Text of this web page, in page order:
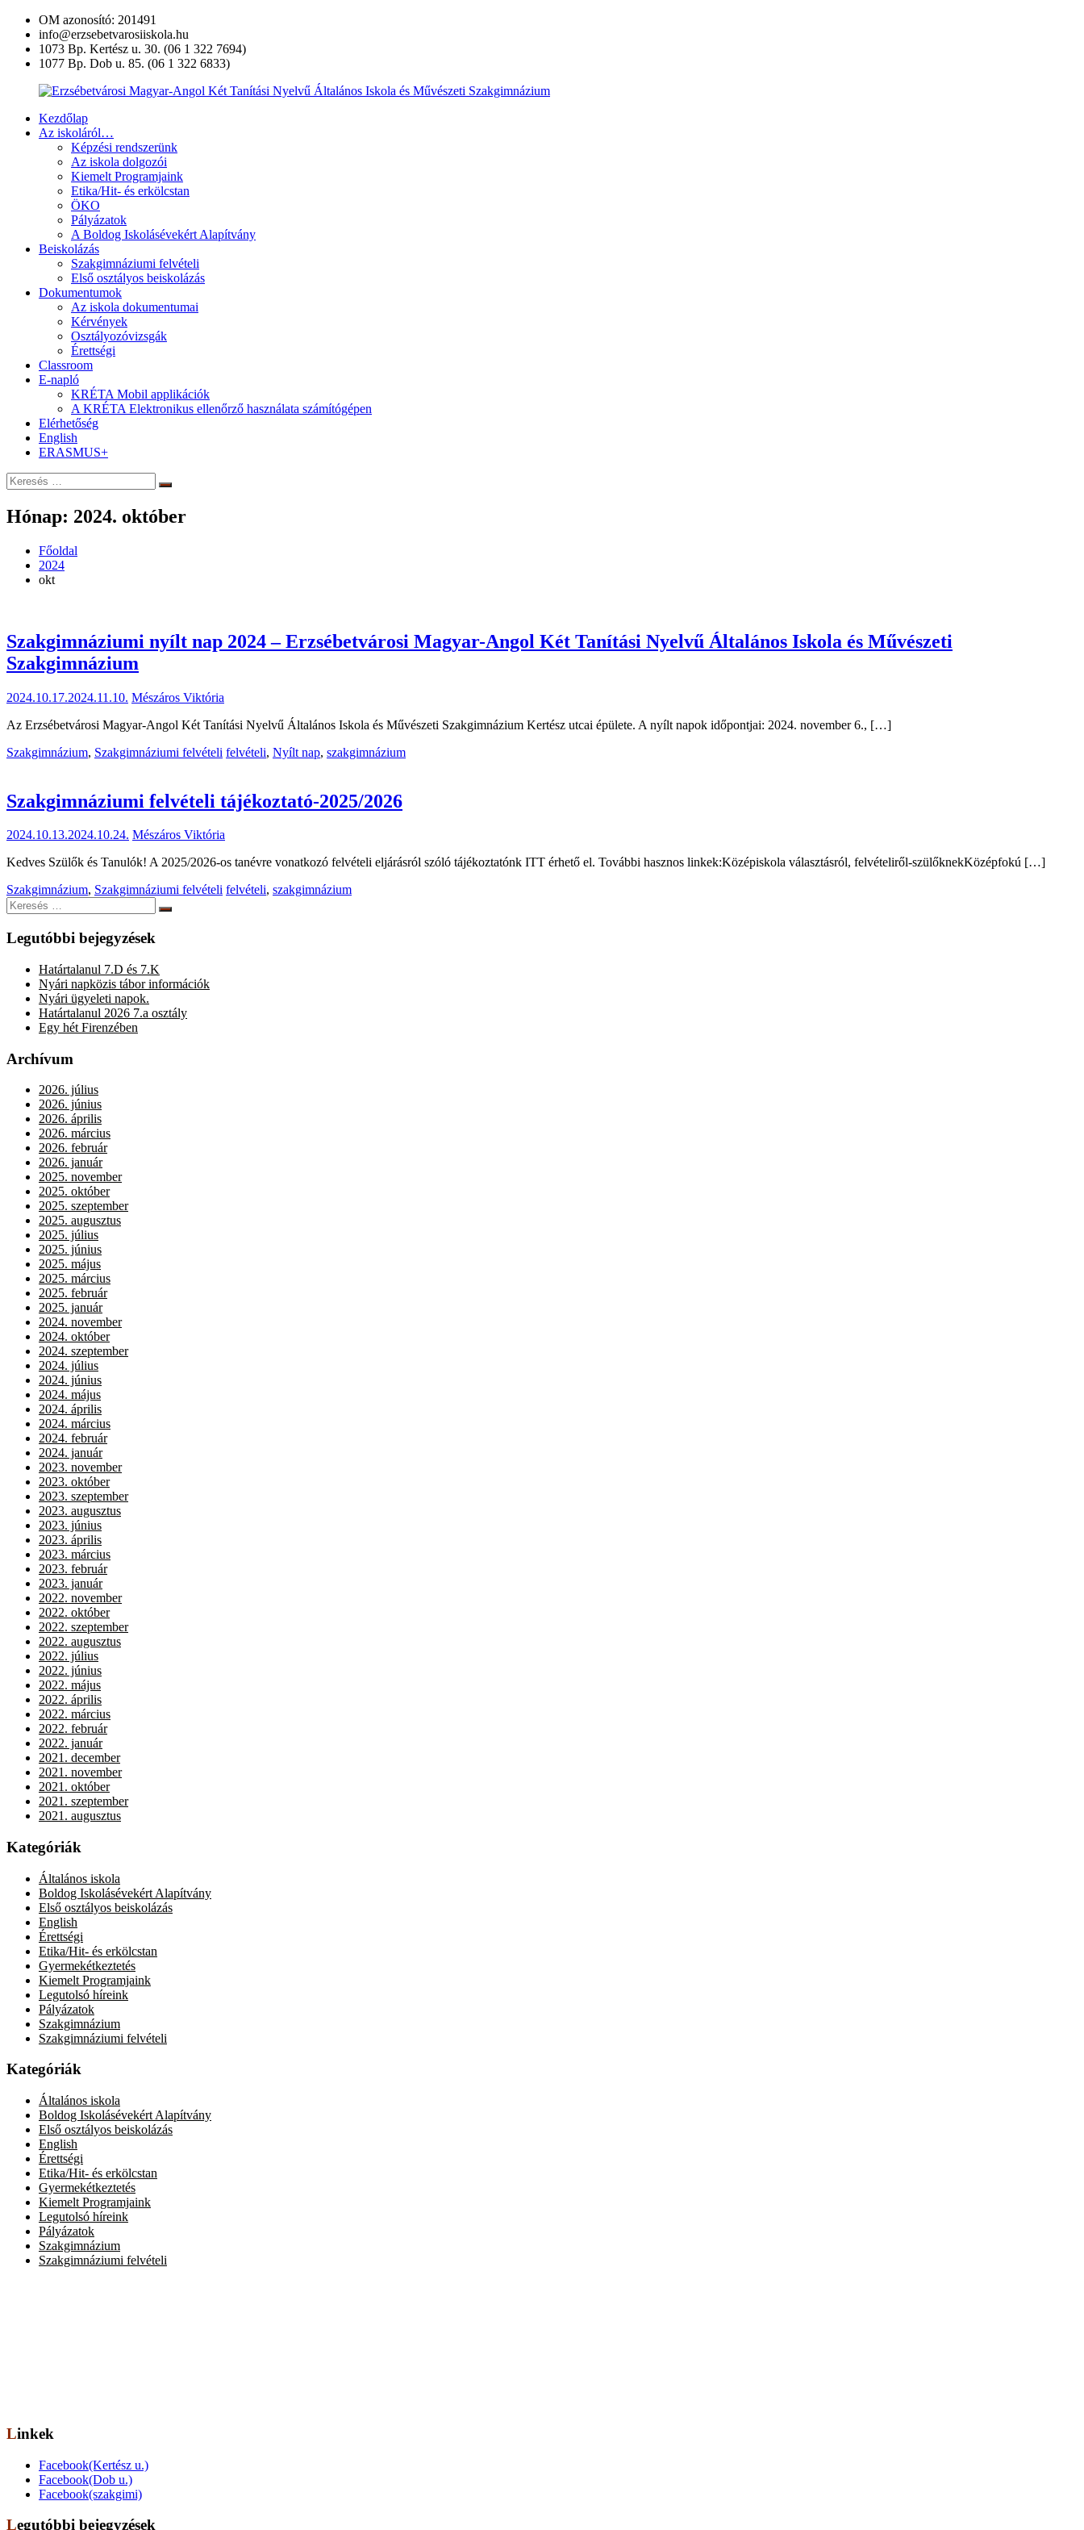
Ugrás
tartalomra
OM azonosító: 201491
info@erzsebetvarosiiskola.hu
1073 Bp. Kertész u. 30. (06 1 322 7694)
1077 Bp. Dob u. 85. (06 1 322 6833)
Erzsébetvárosi
Művészeti
Szakgimnázium
Kezdőlap
Az iskoláról…
Képzési rendszerünk
Az iskola dolgozói
Kiemelt Programjaink
Etika/Hit- és erkölcstan
ÖKO
Pályázatok
A Boldog Iskolásévekért Alapítvány
Beiskolázás
Szakgimnáziumi felvételi
Első osztályos beiskolázás
Dokumentumok
Az iskola dokumentumai
Kérvények
Osztályozóvizsgák
Érettségi
Classroom
E-napló
KRÉTA Mobil applikációk
A KRÉTA Elektronikus ellenőrző használata számítógépen
Elérhetőség
English
ERASMUS+
Keresés:
Keresés
Hónap: 2024. október
Főoldal
2024
okt
Szakgimnáziumi nyílt nap 2024 – Erzsébetvárosi Magyar-Angol Két Tanítási Nyelvű Általános Iskola és Művészeti
Szakgimnázium
2024.10.17.2024.11.10. Mészáros Viktória
Az Erzsébetvárosi Magyar-Angol Két Tanítási Nyelvű Általános Iskola és Művészeti Szakgimnázium Kertész utcai épülete. A nyílt napok időpontjai: 2024. november 6., […]
Szakgimnázium, Szakgimnáziumi felvételi felvételi, Nyílt nap, szakgimnázium
Szakgimnáziumi felvételi tájékoztató-2025/2026
2024.10.13.2024.10.24. Mészáros Viktória
Kedves Szülők és Tanulók! A 2025/2026-os tanévre vonatkozó felvételi eljárásról szóló tájékoztatónk ITT érhető el. További hasznos linkek:Középiskola választásról, felvételiről-szülőknekKözépfokú […]
Szakgimnázium, Szakgimnáziumi felvételi felvételi, szakgimnázium
Keresés:
Keresés
Legutóbbi bejegyzések
Határtalanul 7.D és 7.K
Nyári napközis tábor információk
Nyári ügyeleti napok.
Határtalanul 2026 7.a osztály
Egy hét Firenzében
Archívum
2026. július
2026. június
2026. április
2026. március
2026. február
2026. január
2025. november
2025. október
2025. szeptember
2025. augusztus
2025. július
2025. június
2025. május
2025. március
2025. február
2025. január
2024. november
2024. október
2024. szeptember
2024. július
2024. június
2024. május
2024. április
2024. március
2024. február
2024. január
2023. november
2023. október
2023. szeptember
2023. augusztus
2023. június
2023. április
2023. március
2023. február
2023. január
2022. november
2022. október
2022. szeptember
2022. augusztus
2022. július
2022. június
2022. május
2022. április
2022. március
2022. február
2022. január
2021. december
2021. november
2021. október
2021. szeptember
2021. augusztus
Kategóriák
Általános iskola
Boldog Iskolásévekért Alapítvány
Első osztályos beiskolázás
English
Érettségi
Etika/Hit- és erkölcstan
Gyermekétkeztetés
Kiemelt Programjaink
Legutolsó híreink
Pályázatok
Szakgimnázium
Szakgimnáziumi felvételi
Kategóriák
Általános iskola
Boldog Iskolásévekért Alapítvány
Első osztályos beiskolázás
English
Érettségi
Etika/Hit- és erkölcstan
Gyermekétkeztetés
Kiemelt Programjaink
Legutolsó híreink
Pályázatok
Szakgimnázium
Szakgimnáziumi felvételi
Linkek
Facebook(Kertész u.)
Facebook(Dob u.)
Facebook(szakgimi)
Legutóbbi bejegyzések